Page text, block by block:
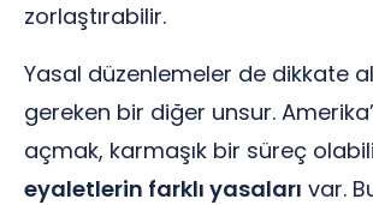
zorlaştırabilir.
Yasal düzenlemeler de dikkate
gereken bir diğer unsur.
açmak, karmaşık bir süreç
eyaletlerin farklı yasaları var.